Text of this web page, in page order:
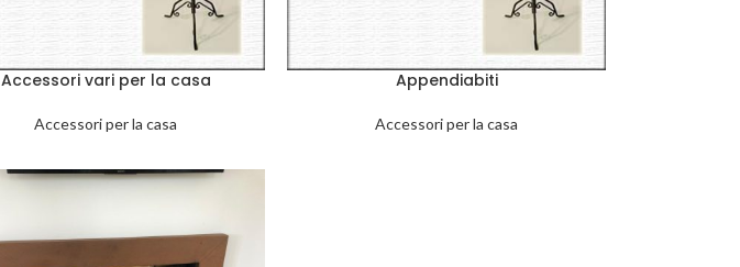
Accessori vari per la casa
Accessori per la casa
Appendiabiti
Accessori per la casa